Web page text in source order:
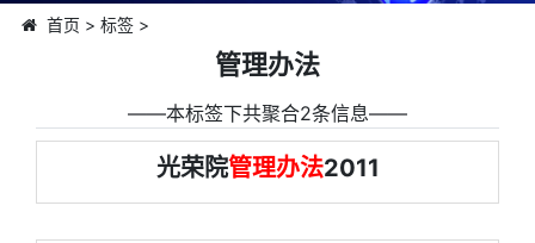
首页 > 标签>
管理办法
――本标签下共聚合2条信息――
光荣院管理办法2011